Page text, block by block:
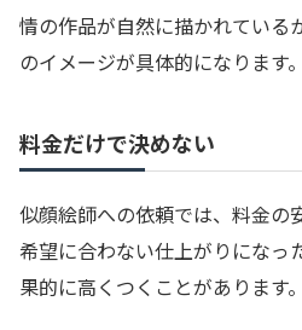
情の作品が自然に描かれている
のイメージが具体的になります。
料金だけで決めない
似顔絵師への依頼では、料金の
希望に合わない仕上がりになっ
果的に高くつくことがあります。